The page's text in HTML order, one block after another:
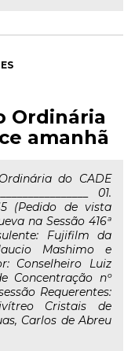
Ordinária
amanhã
do CADE
01.
(Pedido de vista
na Sessão 416ª
Fujifilm da
Mashimo e
Conselheiro Luiz
Concentração nº
Requerentes:
Cristais de
Carlos de Abreu